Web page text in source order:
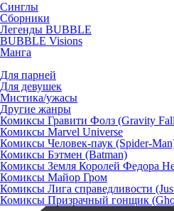
Синглы
Сборники
Легенды BUBBLE
BUBBLE Visions
Манга
Для парней
Для девушек
Мистика/ужасы
Другие жанры
Комиксы Гравити Фолз (Gravity
Комиксы Marvel Universe
Комиксы Человек-паук (Spider-
Комиксы Бэтмен (Batman)
Комиксы Земля Королей Федора
Комиксы Майор Гром
Комиксы Лига справедливости
Комиксы Призрачный гонщик